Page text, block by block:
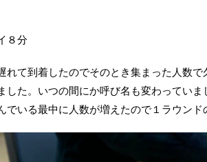
８分
れて到着したのでそのとき集まった人数
した。いつの間にか呼び名も変わっていま
でいる最中に人数が増えたので１ラウンド